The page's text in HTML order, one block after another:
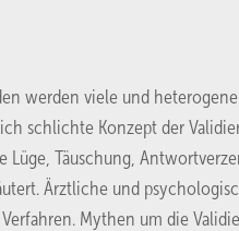
werden viele und
schlichte Konzept der
Täuschung,
Ärztliche und
Mythen um die